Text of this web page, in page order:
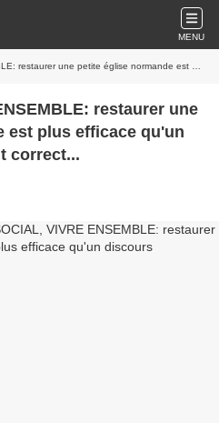
MENU
église normande est plus efficace qu'un discours politiquement correct...
restaurer une
est plus efficace qu'un
correct...